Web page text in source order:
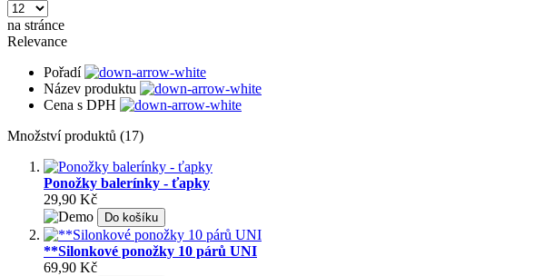
na stránce
Relevance
Pořadí
Název produktu
Cena s DPH
Množství produktů (17)
Ponožky balerínky - ťapky
29,90 Kč
Do košíku
**Silonkové ponožky 10 párů UNI
69,90 Kč